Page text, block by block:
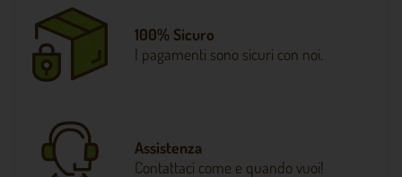
100% Sicuro
I pagamenti sono sicuri con noi.
Assistenza
Contattaci come e quando vuoi!